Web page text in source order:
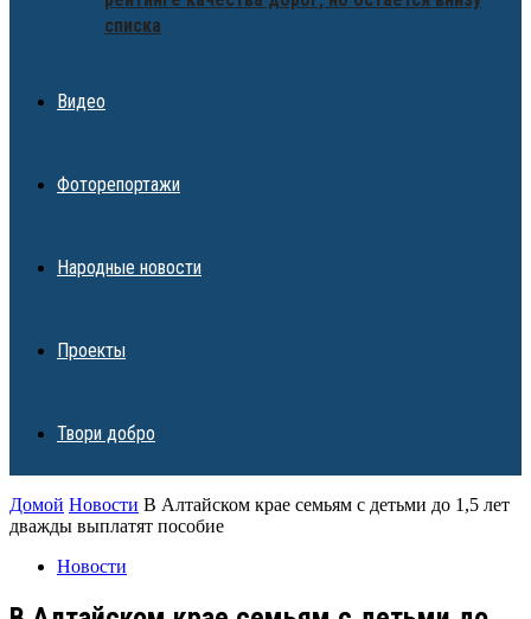
списка
Видео
Фоторепортажи
Народные новости
Проекты
Твори добро
Домой Новости В Алтайском крае семьям с детьми до 1,5 лет
дважды выплатят пособие
Новости